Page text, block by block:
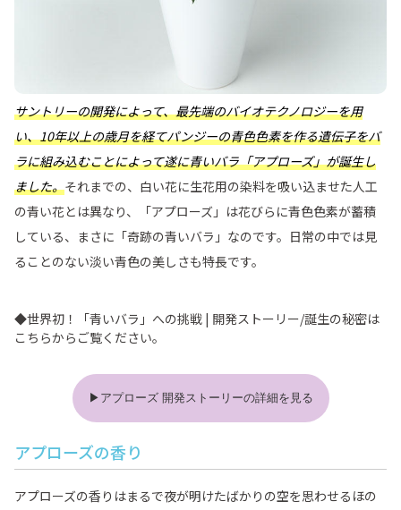
サントリーの開発によって、最先端のバイオテクノロジーを用
い、10年以上の歳月を経てパンジーの青色色素を作る遺伝子をバ
ラに組み込むことによって遂に青いバラ「アプローズ」が誕生し
ました。それまでの、白い花に生花用の染料を吸い込ませた人工
の青い花とは異なり、「アプローズ」は花びらに青色色素が蓄積
している、まさに「奇跡の青いバラ」なのです。日常の中では見
ることのない淡い青色の美しさも特長です。
◆世界初！「青いバラ」への挑戦 | 開発ストーリー/誕生の秘密は
こちらからご覧ください。
▶アプローズ 開発ストーリーの詳細を見る
アプローズの香り
アプローズの香りはまるで夜が明けたばかりの空を思わせるほの